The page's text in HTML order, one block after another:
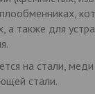
а также для
на стали,
стали.